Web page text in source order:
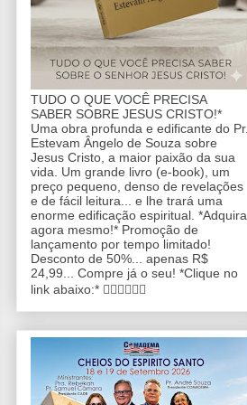
TUDO O QUE VOCÊ PRECISA
SABER SOBRE JESUS CRISTO!*
Uma obra profunda e edificante do Pr.
Estevam Ângelo de Souza sobre
Jesus Cristo, a maior paixão da sua
vida. Um grande livro (e-book), um
preço pequeno, denso de revelações
e de fácil leitura... e lhe trará uma
enorme edificação espiritual. *Adquira
agora mesmo!* Promoção de
lançamento por tempo limitado!
Desconto de 50%... apenas R$
24,99... Compre já o seu! *Clique no
link abaixo:* 👇🏼👇🏼👇🏼